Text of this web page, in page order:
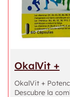
OkalVit +
OkalVit +
Descubre la